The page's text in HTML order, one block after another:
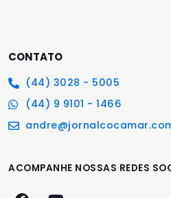
CONTATO
(44) 3028 - 5005
(44) 9 9101 - 1466
ACOMPANHE NOSSAS REDES